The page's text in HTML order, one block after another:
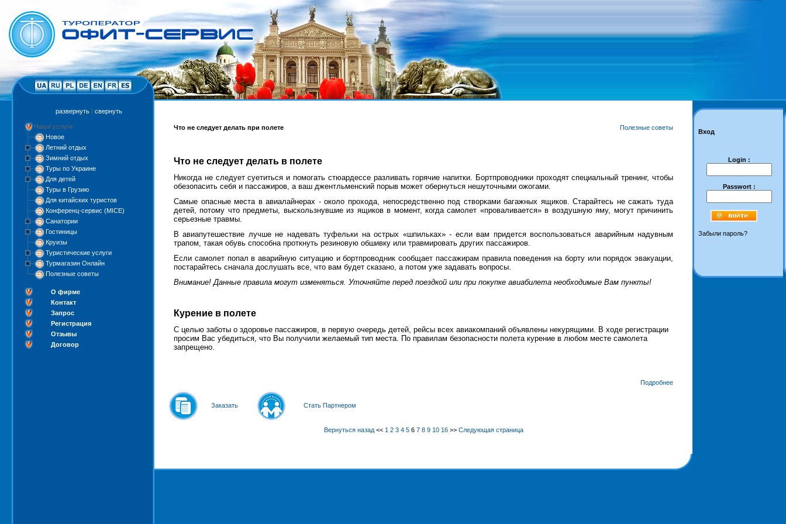
развернуть | свернуть
Наши услуги
Новое
Летний отдых
Зимний отдых
Туры по Украине
Для детей
Туры в Грузию
Для китайских туристов
Конференц-сервис (MICE)
Санатории
Гостиницы
Круизы
Туристические услуги
Турмагазин Онлайн
Полезные советы
О фирме
Контакт
Запрос
Регистрация
Отзывы
Договор
Что не следует делать при полете Полезные советы
Что не следует делать в полете
Никогда не следует суетиться и помогать стюардессе разливать горячие напитки. Бортпроводники проходят специальный тренинг, чтобы
обезопасить себя и пассажиров, а ваш джентльменский порыв может обернуться нешуточными ожогами.
Самые опасные места в авиалайнерах - около прохода, непосредственно под створками багажных ящиков. Старайтесь не сажать туда
детей, потому что предметы, выскользнувшие из ящиков в момент, когда самолет «проваливается» в воздушную яму, могут причинить
серьезные травмы.
В авиапутешествие лучше не надевать туфельки на острых «шпильках» - если вам придется воспользоваться аварийным надувным
трапом, такая обувь способна проткнуть резиновую обшивку или травмировать других пассажиров.
Если самолет попал в аварийную ситуацию и бортпроводник сообщает пассажирам правила поведения на борту или порядок эвакуации,
постарайтесь сначала дослушать все, что вам будет сказано, а потом уже задавать вопросы.
Внимание! Данные правила могут изменяться. Уточняйте перед поездкой или при покупке авиабилета необходимые Вам пункты!
Курение в полете
С целью заботы о здоровье пассажиров, в первую очередь детей, рейсы всех авиакомпаний объявлены некурящими. В ходе регистрации
просим Вас убедиться, что Вы получили желаемый тип места. По правилам безопасности полета курение в любом месте самолета
запрещено.
Подробнее
Заказать Стать Партнером
Вернуться назад<< 1 2 3 4 5 6 7 8 9 10 16>> Следующая страница
Вход
Login :
Passwort :
Забыли пароль?